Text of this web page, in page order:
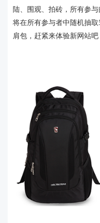
陆、围观、拍砖，所有参
将在所有参与者中随机抽
肩包，赶紧来体验新网站吧